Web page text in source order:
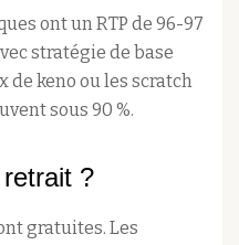
ont un RTP de 96-97
stratégie de base
de keno ou les scratch
sous 90 %.
?
gratuites. Les